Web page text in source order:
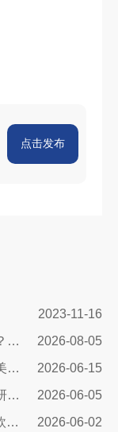
点击发布
2023-11-16
乌兹别克斯坦展会搭建服务厂家怎么选？避开行业乱象，实地工厂服务商才是参展标配
2026-08-05
西班牙简约风展台搭建公司｜高端极简美学，打造欧洲展会专属展示空间
2026-06-15
卢森堡互动型展台搭建全流程，从市场研判、方案设计、技术落地……
2026-06-05
智能互动展台调试全纪录：当AI遇见北欧展厅，一场技术与匠心交手的硬仗
2026-06-02